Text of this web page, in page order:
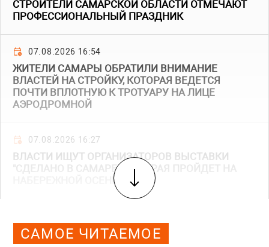
СТРОИТЕЛИ САМАРСКОЙ ОБЛАСТИ ОТМЕЧАЮТ
ПРОФЕССИОНАЛЬНЫЙ ПРАЗДНИК
07.08.2026 16:54
ЖИТЕЛИ САМАРЫ ОБРАТИЛИ ВНИМАНИЕ
ВЛАСТЕЙ НА СТРОЙКУ, КОТОРАЯ ВЕДЕТСЯ
ПОЧТИ ВПЛОТНУЮ К ТРОТУАРУ НА ЛИЦЕ
АЭРОДРОМНОЙ
07.08.2026 16:27
ВЛАСТИ ИЩУТ ОРГАНИЗАТОРОВ ВЫСТАВКИ
"СДЕЛАНО В САМАРЕ", КОТОРАЯ ПРОЙДЕТ НА
НАБЕРЕЖНОЙ ОСЕНЬЮ
САМОЕ ЧИТАЕМОЕ